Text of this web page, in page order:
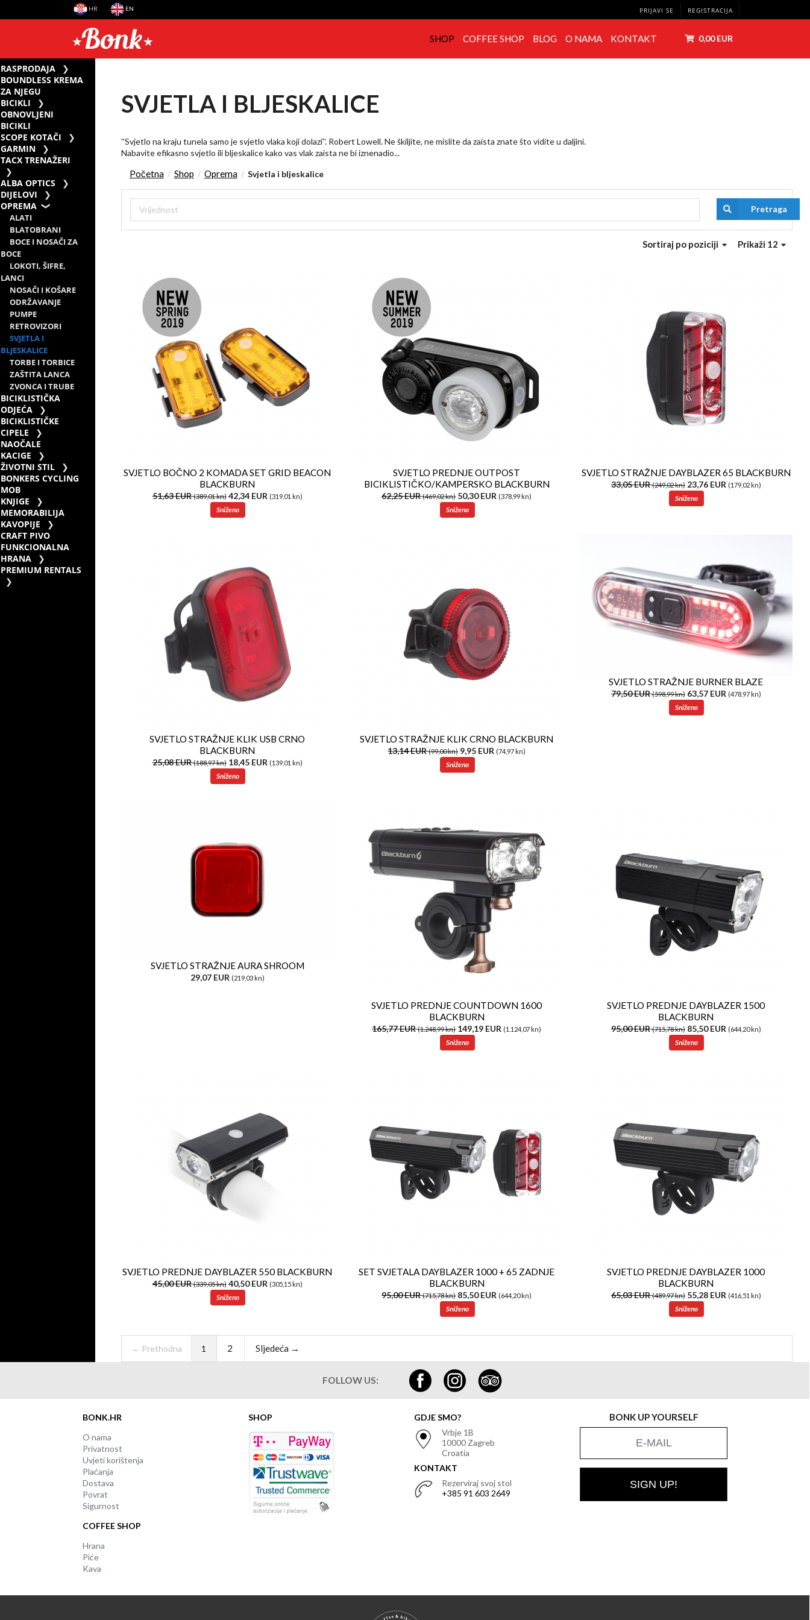
HR EN PRIJAVI SE REGISTRACIJA
SHOP COFFEE SHOP BLOG O NAMA KONTAKT 0,00 EUR
RASPRODAJA
BOUNDLESS KREMA
ZA NJEGU
BICIKLI
OBNOVLJENI
BICIKLI
SCOPE KOTAČI
GARMIN
TACX TRENAŽERI
ALBA OPTICS
DIJELOVI
OPREMA
ALATI
BLATOBRANI
BOCE I NOSAČI ZA
BOCE
LOKOTI, ŠIFRE,
LANCI
NOSAČI I KOŠARE
ODRŽAVANJE
PUMPE
RETROVIZORI
SVJETLA I
BLJESKALICE
TORBE I TORBICE
ZAŠTITA LANCA
ZVONCA I TRUBE
BICIKLISTIČKA
ODJEĆA
BICIKLISTIČKE
CIPELE
NAOČALE
KACIGE
ŽIVOTNI STIL
BONKERS CYCLING
MOB
KNJIGE
MEMORABILIJA
KAVOPIJE
CRAFT PIVO
FUNKCIONALNA
HRANA
PREMIUM RENTALS
SVJETLA I BLJESKALICE
''Svjetlo na kraju tunela samo je svjetlo vlaka koji dolazi''. Robert Lowell. Ne škiljite, ne mislite da zaista znate što vidite u daljini.
Nabavite efikasno svjetlo ili bljeskalice kako vas vlak zaista ne bi iznenadio...
Početna / Shop / Oprema / Svjetla i bljeskalice
Pretraga
Prikaži 12
Sortiraj po poziciji
SVJETLO BOČNO 2 KOMADA SET GRID BEACON
BLACKBURN
51,63 EUR(389,01 kn)42,34 EUR (319,01 kn)
Sniženo
SVJETLO PREDNJE OUTPOST
BICIKLISTIČKO/KAMPERSKO BLACKBURN
62,25 EUR(469,02 kn)50,30 EUR (378,99 kn)
Sniženo
SVJETLO STRAŽNJE DAYBLAZER 65 BLACKBURN
33,05 EUR(249,02 kn)23,76 EUR (179,02 kn)
Sniženo
SVJETLO STRAŽNJE KLIK USB CRNO
BLACKBURN
25,08 EUR(188,97 kn)18,45 EUR (139,01 kn)
Sniženo
SVJETLO STRAŽNJE KLIK CRNO BLACKBURN
13,14 EUR(99,00 kn)9,95 EUR (74,97 kn)
Sniženo
SVJETLO STRAŽNJE BURNER BLAZE
79,50 EUR(598,99 kn)63,57 EUR (478,97 kn)
Sniženo
SVJETLO STRAŽNJE AURA SHROOM
29,07 EUR (219,03 kn)
SVJETLO PREDNJE COUNTDOWN 1600
BLACKBURN
165,77 EUR(1.248,99 kn)149,19 EUR (1.124,07 kn)
Sniženo
SVJETLO PREDNJE DAYBLAZER 1500
BLACKBURN
95,00 EUR(715,78 kn)85,50 EUR (644,20 kn)
Sniženo
SVJETLO PREDNJE DAYBLAZER 550 BLACKBURN
45,00 EUR(339,05 kn)40,50 EUR (305,15 kn)
Sniženo
SET SVJETALA DAYBLAZER 1000 + 65 ZADNJE
BLACKBURN
95,00 EUR(715,78 kn)85,50 EUR (644,20 kn)
Sniženo
SVJETLO PREDNJE DAYBLAZER 1000
BLACKBURN
65,03 EUR(489,97 kn)55,28 EUR (416,51 kn)
Sniženo
← Prethodna 1 2 Sljedeća →
FOLLOW US:
BONK.HR
O nama
Privatnost
Uvjeti korištenja
Plaćanja
Dostava
Povrat
Sigurnost
COFFEE SHOP
Hrana
Piće
Kava
SHOP
GDJE SMO?
Vrbje 1B
10000 Zagreb
Croatia
KONTAKT
Rezerviraj svoj stol
+385 91 603 2649
BONK UP YOURSELF
SIGN UP!